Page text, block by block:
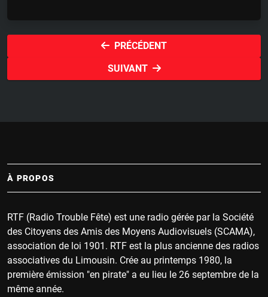
PRÉCÉDENT
SUIVANT
À PROPOS
RTF (Radio Trouble Fête) est une radio gérée par la Société
des Citoyens des Amis des Moyens Audiovisuels (SCAMA),
association de loi 1901. RTF est la plus ancienne des radios
associatives du Limousin. Crée au printemps 1980, la
première émission "en pirate" a eu lieu le 26 septembre de la
même année.